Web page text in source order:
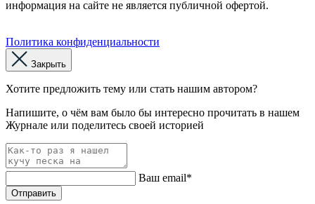
информация на сайте не является публичной офертой.
Политика конфиденциальности
Закрыть
Хотите предложить тему или стать нашим автором?
Напишите, о чём вам было бы интересно прочитать в нашем
Журнале или поделитесь своей историей
Ваш email*
Отправить